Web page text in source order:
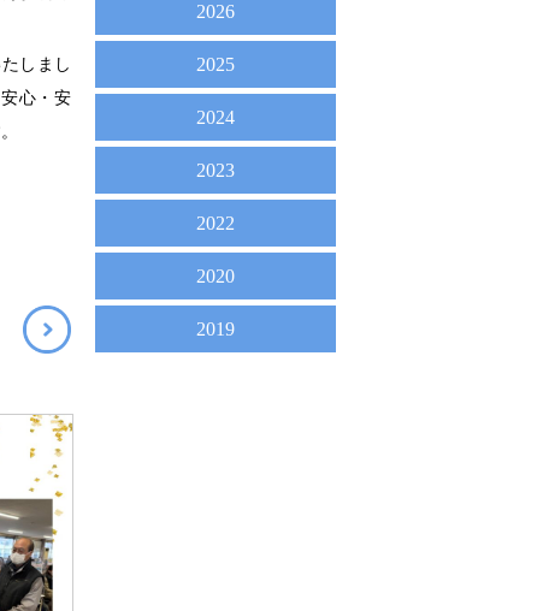
しまし
心・安
2026
2025
2024
2023
2022
2020
2019